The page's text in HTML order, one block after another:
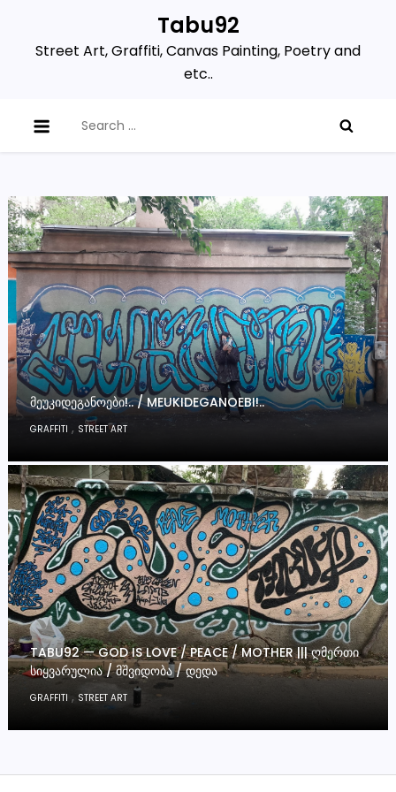
content
Tabu92
Street Art, Graffiti, Canvas Painting, Poetry and
etc..
for:
ᲛᲔᲣᲙᲘᲓᲔᲒᲐᲜᲝᲔᲑᲘ!.. / MEUKIDEGANOEBI!..
GRAFFITI , STREET ART
TABU92 — GOD IS LOVE / PEACE / MOTHER ||| ᲦᲛᲔᲠᲗᲘ
ᲡᲘᲧᲕᲐᲠᲣᲚᲘᲐ / ᲛᲨᲕᲘᲓᲝᲑᲐ / ᲓᲔᲓᲐ
GRAFFITI , STREET ART